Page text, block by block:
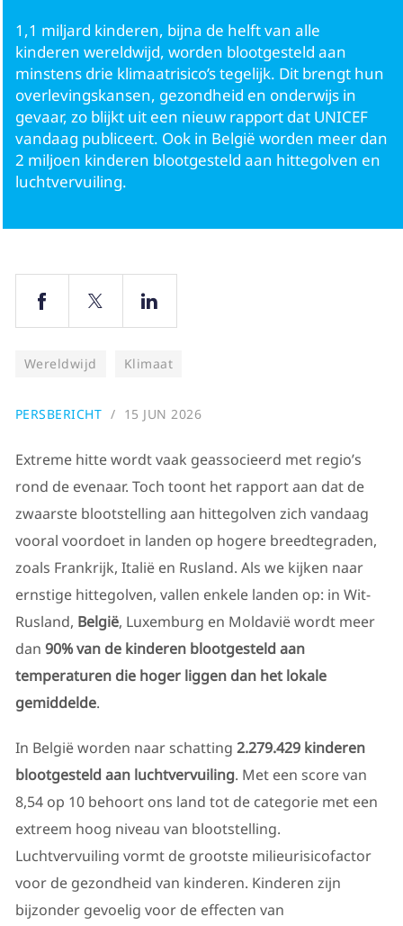
Ouders
1,1 miljard kinderen, bijna de helft van alle
kinderen wereldwijd, worden blootgesteld aan
minstens drie klimaatrisico’s tegelijk. Dit brengt hun
overlevingskansen, gezondheid en onderwijs in
gevaar, zo blijkt uit een nieuw rapport dat UNICEF
vandaag publiceert. Ook in België worden meer dan
2 miljoen kinderen blootgesteld aan hittegolven en
luchtvervuiling.
Wereldwijd Klimaat
PERSBERICHT 15 JUN 2026
Extreme hitte wordt vaak geassocieerd met regio’s
rond de evenaar. Toch toont het rapport aan dat de
zwaarste blootstelling aan hittegolven zich vandaag
vooral voordoet in landen op hogere breedtegraden,
zoals Frankrijk, Italië en Rusland. Als we kijken naar
ernstige hittegolven, vallen enkele landen op: in Wit-
Rusland, België, Luxemburg en Moldavië wordt meer
dan 90% van de kinderen blootgesteld aan
temperaturen die hoger liggen dan het lokale
gemiddelde.
In België worden naar schatting 2.279.429 kinderen
blootgesteld aan luchtvervuiling. Met een score van
8,54 op 10 behoort ons land tot de categorie met een
extreem hoog niveau van blootstelling.
Luchtvervuiling vormt de grootste milieurisicofactor
voor de gezondheid van kinderen. Kinderen zijn
bijzonder gevoelig voor de effecten van